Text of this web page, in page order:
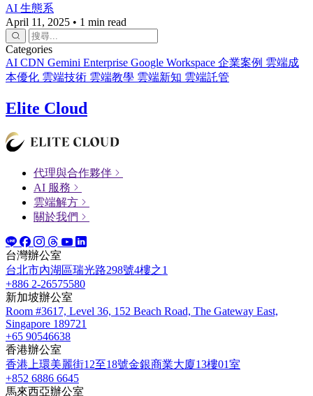
AI 生態系
April 11, 2025 • 1 min read
Categories
AI CDN Gemini Enterprise Google Workspace 企業案例 雲端成
本優化 雲端技術 雲端教學 雲端新知 雲端託管
Elite Cloud
代理與合作夥伴
AI 服務
雲端解方
關於我們
台灣辦公室
台北市內湖區瑞光路298號4樓之1
+886 2-26575580
新加坡辦公室
Room #3617, Level 36, 152 Beach Road, The Gateway East,
Singapore 189721
+65 90546638
香港辦公室
香港上環美麗街12至18號金銀商業大廈13樓01室
+852 6886 6645
馬來西亞辦公室